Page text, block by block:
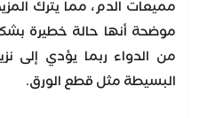
مميعات الدم، مما يترك
موضحة أنها حالة خطيرة
من الدواء ربما يؤدي إلى
البسيطة مثل قطع الورق.